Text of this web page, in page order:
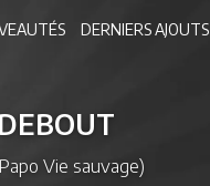
DERNIERS AJOUTS
Vie sauvage)